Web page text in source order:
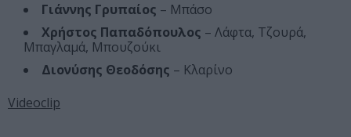
Γιάννης Γρυπαίος – Μπάσο
Χρήστος Παπαδόπουλος – Λάφτα, Τζουρά,
Μπαγλαμά, Μπουζούκι
Διονύσης Θεοδόσης – Κλαρίνο
Videoclip